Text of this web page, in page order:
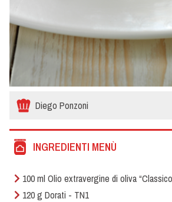
Diego Ponzoni
INGREDIENTI MENÙ
100 ml Olio extravergine di oliva
120 g Dorati - TN1